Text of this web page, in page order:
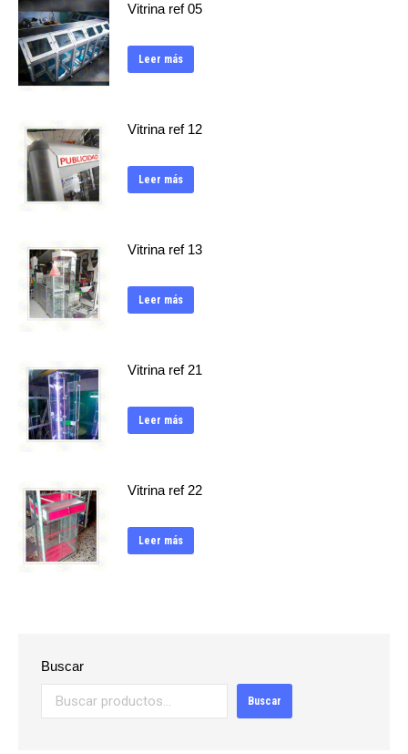
Vitrina ref 05
Leer más
Vitrina ref 12
Leer más
Vitrina ref 13
Leer más
Vitrina ref 21
Leer más
Vitrina ref 22
Leer más
Buscar
Buscar